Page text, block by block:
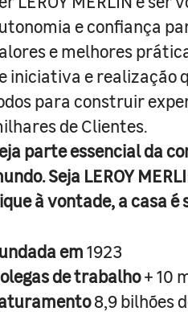
e confiança
e melhores
iniciativa e realização
para construir
de Clientes.
parte essencial da
Seja LEROY
à vontade, a casa é
em1923
de trabalho+ 10
8,9 bilhões